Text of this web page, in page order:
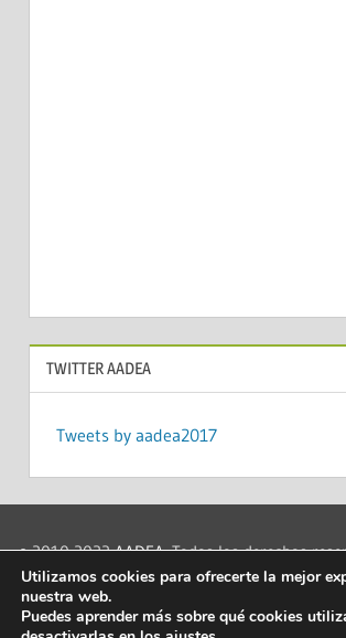
TWITTER AADEA
Tweets by aadea2017
© 2010-2022AADEA. Todos los derechos
privacidad|Acerca de las cookies|Aviso
info@aadea.es|
Utilizamos cookies para ofrecerte la mejor
nuestra web.
Puedes aprender más sobre qué cookies